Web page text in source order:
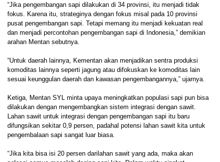
“Jika pengembangan sapi dilakukan di 34 provinsi, itu menjadi tidak
fokus. Karena itu, strateginya dengan fokus misal pada 10 provinsi
pusat pengembangan sapi. Tetapi memang itu menjadi kekuatan real
dan menjadi percontohan pengembangan sapi di Indonesia,” demikian
arahan Mentan sebutnya.
“Untuk daerah lainnya, Kementan akan menjadikan sentra produksi
komoditas lainnya seperti jagung atau difokuskan ke komoditas lain
sesuai keunggulan daerah dan kawasan pengembangannya,” ujarnya.
Ketiga, Mentan SYL minta upaya meningkatkan populasi sapi pun bisa
dilakukan dengan mengembangkan sistem integrasi dengan sawit.
Lahan sawit untuk integrasi dengan pengembangan sapi itu baru
difungsikan sekitar 0,9 persen, padahal potensi lahan sawit kita untuk
pengembalaan sapi sangat luar biasa.
“Jika kita bisa isi 20 persen darilahan sawit yang ada, maka akan